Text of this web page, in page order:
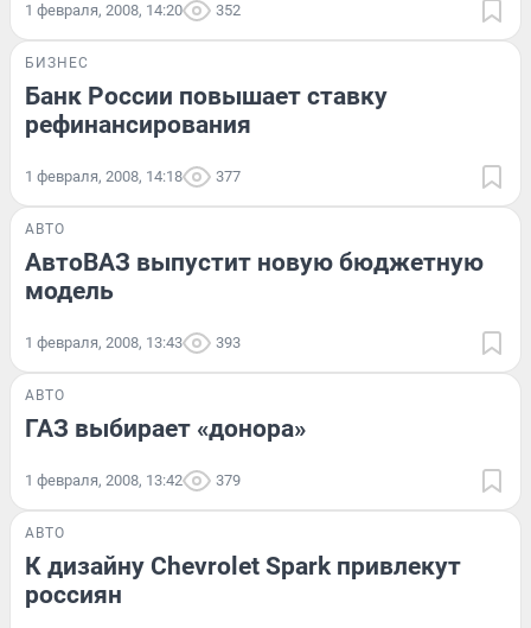
1 февраля, 2008, 14:20 352
БИЗНЕС
Банк России повышает ставку
рефинансирования
1 февраля, 2008, 14:18 377
АВТО
АвтоВАЗ выпустит новую бюджетную
модель
1 февраля, 2008, 13:43 393
АВТО
ГАЗ выбирает «донора»
1 февраля, 2008, 13:42 379
АВТО
К дизайну Chevrolet Spark привлекут
россиян